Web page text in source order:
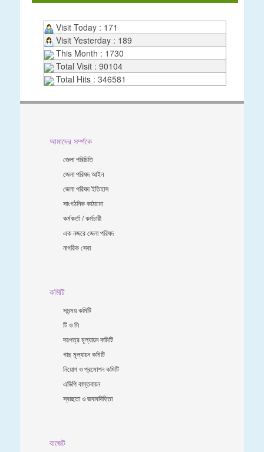
Visit Today : 171
Visit Yesterday : 189
This Month : 1730
Total Visit : 90104
Total Hits : 346581
আমাদের সর্ম্পকে
জেলা পরিচিতি
জেলা পরিষদ আইন
জেলা পরিষদ ইতিহাস
সাংগঠনিক কাঠামো
কর্মকর্তা / কর্মচারী
এক নজরে জেলা পরিষদ
নাগরিক সেবা
কমিটি
সমন্ময় কমিটি
টি ও সি
দরপত্র মূল্যায়ন কমিটি
গাছ মূল্যায়ন কমিটি
নিয়োগ ও প্রমোশন কমিটি
এডিপি বাস্তবায়ন
স্বচ্ছতা ও জবাবদিহিতা
বাজেট